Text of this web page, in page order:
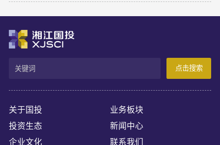
驾驶与人工智能企业，核心团队源自微软亚洲研究院、商汤科技等
AI机构。公司率先提出并量产首发R7世界模型，让AI从“识别像素”
进阶为“理解物理规律、推演真实世界演变”，支撑乘用车高阶智
驾、Robotaxi、无人物流等全场景落地。截至上市前夕，搭载
Momenta智驾系统的量产车辆规模已突破100万台，成功交付超
100款量产车型，与全球前十车企中九家建立合作。据灼识咨询数
据，2025年3月至2026年2月，Momenta在中国第三方城市NOA解
决方案市场销量市占率达65%，位居独立供应商，确立了其物理AI
点击搜索
关于国投
业务板块
投资生态
新闻中心
企业文化
联系我们